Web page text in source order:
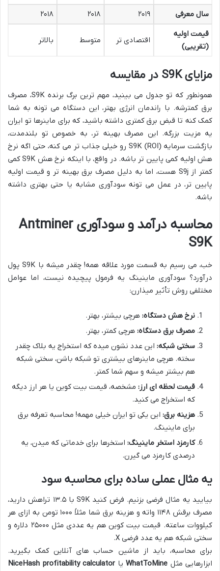
سال معرفی
۲۰۱۹ ۲۰۱۸
۲۰۱۸
قیمت اولیه
(تقریبی)
اقتصادی تر متوسط بالاتر
مزایای S9K در مقایسه
همونطور که تو جدول می بینید، مهم ترین برگ برنده S9K، مصرف
برق کمترشه. با راندمان انرژی بهتر، این دستگاه می تونه به شما
کمک کنه تا قبض برق کمتری داشته باشید، که برای ماینرها تو ایران
یه مزیت بزرگه. این مصرف بهینه تر، به خصوص تو بلندمدت،
بازگشت سرمایه (ROI) S9K رو خیلی جذاب تر می کنه، حتی اگه نرخ
هش اولیه کمی پایین تر باشه. در واقع، با اینکه نرخ هش S9K کمی
کمتر از S9j هست، اما به دلیل مصرف برق بهینه تر و قیمت اولیه
پایین تر، در عمل می تونه سودآوری مشابه یا حتی بهتری داشته
باشه.
محاسبه درآمد و سودآوری Antminer
S9K
خب، می رسیم به قسمت مورد علاقه همه! چقدر میشه با S9K پول
درآورد؟ سودآوری ماینینگ یه فرمول پیچیده نیست، اما عوامل
مختلفی روش تأثیر میذارن:
نرخ هش دستگاه: هرچی بیشتر، بهتر.
مصرف برق دستگاه: هرچی کمتر، بهتر.
سختی شبکه: این عدد نشون میده که استخراج یه بلاک چقدر
سخته. هرچی ماینرهای بیشتری تو شبکه باشن، سختی شبکه
هم بیشتر میشه و سهم شما کمتر.
قیمت لحظه ای ارز: مشخصه، قیمت بیت کوین یا هر ارز دیگه
که استخراج می کنید.
هزینه برق: این یکی تو ایران خیلی مهمه! محاسبه تعرفه برق
برای ماینینگ.
کارمزد استخر ماینینگ: استخرها برای خدماتی که میدن، یه
درصدی کارمزد می گیرن.
یه مثال عملی ساده برای محاسبه سود
بیایید یه مثال فرضی بزنیم. فرض کنید S9K با ۱۳.۵ تراهش دارید،
مصرف برقش ۱۱۴۸ واته و هزینه برق شما مثلاً ۱۰۰۰ تومن به ازای هر
کیلووات ساعته. قیمت بیت کوین هم یه عددی مثل ۲۵۰۰۰ دلاره و
سختی شبکه هم یه عدد فرضی X.
برای محاسبه، باید از ماشین حساب های آنلاین کمک بگیرید.
ابزارهایی مثل WhatToMine یاNiceHash profitability calculator